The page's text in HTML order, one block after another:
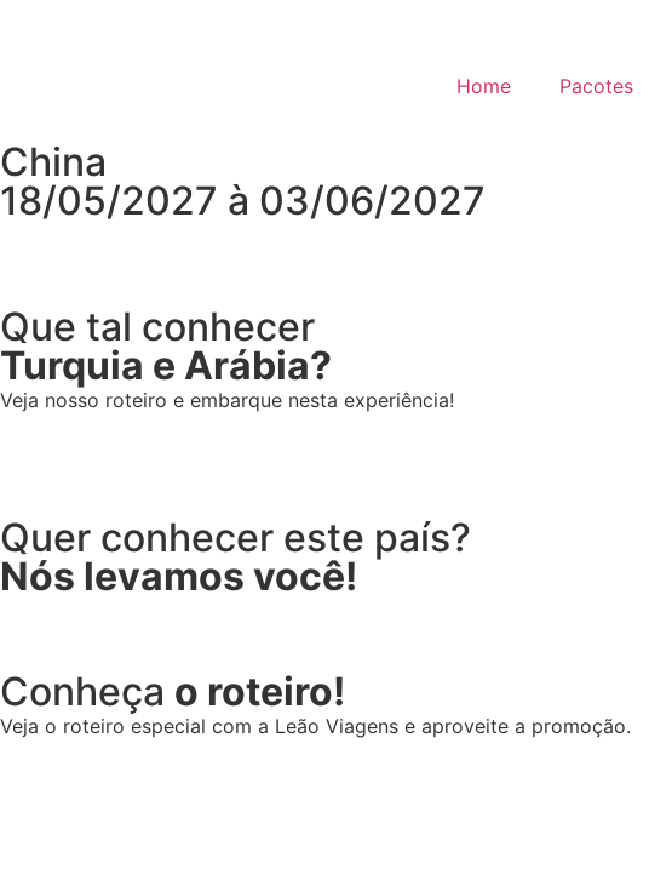
Home Pacotes
China
18/05/2027 à 03/06/2027
Que tal conhecer
Turquia e Arábia?
Veja nosso roteiro e embarque nesta experiência!
Quer conhecer este país?
Nós levamos você!
Conheça o roteiro!
Veja o roteiro especial com a Leão Viagens e aproveite a promoção.